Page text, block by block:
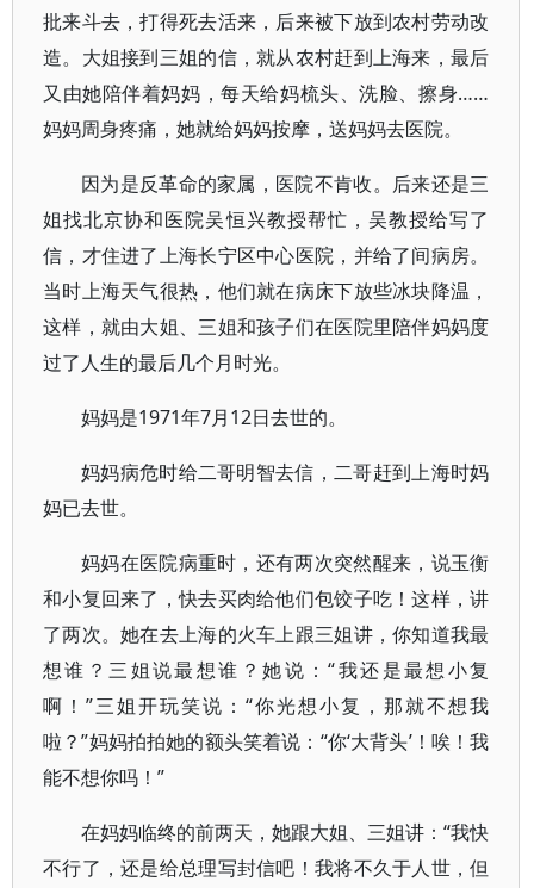
批来斗去，打得死去活来，后来被下放到农村劳动改
造。大姐接到三姐的信，就从农村赶到上海来，最后
又由她陪伴着妈妈，每天给妈梳头、洗脸、擦身……
妈妈周身疼痛，她就给妈妈按摩，送妈妈去医院。
因为是反革命的家属，医院不肯收。后来还是三
姐找北京协和医院吴恒兴教授帮忙，吴教授给写了
信，才住进了上海长宁区中心医院，并给了间病房。
当时上海天气很热，他们就在病床下放些冰块降温，
这样，就由大姐、三姐和孩子们在医院里陪伴妈妈度
过了人生的最后几个月时光。
妈妈是1971年7月12日去世的。
妈妈病危时给二哥明智去信，二哥赶到上海时妈
妈已去世。
妈妈在医院病重时，还有两次突然醒来，说玉衡
和小复回来了，快去买肉给他们包饺子吃！这样，讲
了两次。她在去上海的火车上跟三姐讲，你知道我最
想谁？三姐说最想谁？她说：“我还是最想小复
啊！”三姐开玩笑说：“你光想小复，那就不想我
啦？”妈妈拍拍她的额头笑着说：“你‘大背头’！唉！我
能不想你吗！”
在妈妈临终的前两天，她跟大姐、三姐讲：“我快
不行了，还是给总理写封信吧！我将不久于人世，但